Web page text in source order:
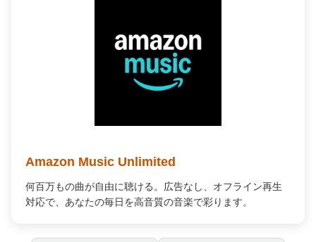
Amazon Music Unlimited
何百万もの曲が自由に聴ける。広告なし、オフライン再生
対応で、あなたの毎日を高音質の音楽で彩ります。